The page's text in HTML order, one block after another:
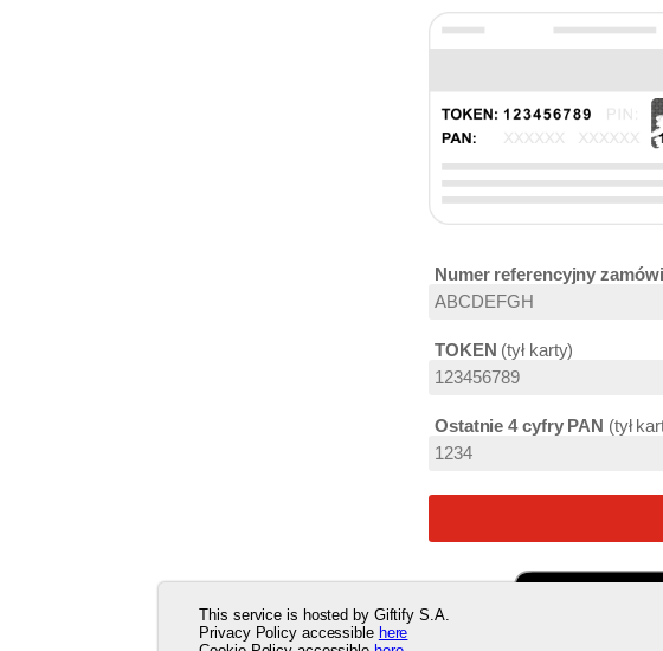
This service is hosted by Giftify S.A.
Privacy Policy accessible here
Numer referencyjny
TOKEN tył karty
Ostatnie 4 cyfry PAN tył